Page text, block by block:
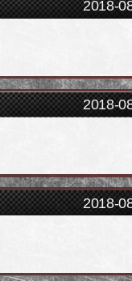
2018-
2018-
2018-